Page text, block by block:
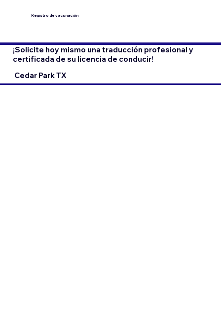
Registro de vacunación
¡Solicite hoy mismo una traducción profesional y
certificada de su licencia de conducir!
Cedar Park TX